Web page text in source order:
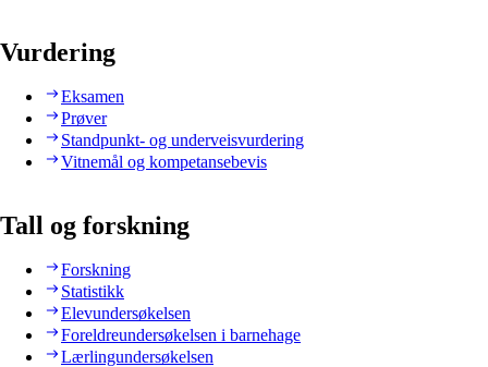
Vurdering
Eksamen
Prøver
Standpunkt- og underveisvurdering
Vitnemål og kompetansebevis
Tall og forskning
Forskning
Statistikk
Elevundersøkelsen
Foreldreundersøkelsen i barnehage
Lærlingundersøkelsen